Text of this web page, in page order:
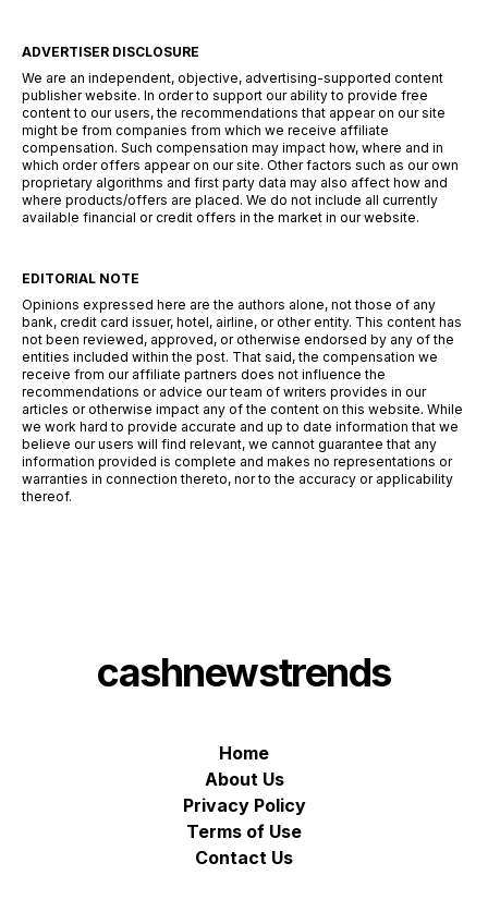
ADVERTISER DISCLOSURE
We are an independent, objective, advertising-supported content
publisher website. In order to support our ability to provide free
content to our users, the recommendations that appear on our site
might be from companies from which we receive affiliate
compensation. Such compensation may impact how, where and in
which order offers appear on our site. Other factors such as our own
proprietary algorithms and first party data may also affect how and
where products/offers are placed. We do not include all currently
available financial or credit offers in the market in our website.
EDITORIAL NOTE
Opinions expressed here are the authors alone, not those of any
bank, credit card issuer, hotel, airline, or other entity. This content has
not been reviewed, approved, or otherwise endorsed by any of the
entities included within the post. That said, the compensation we
receive from our affiliate partners does not influence the
recommendations or advice our team of writers provides in our
articles or otherwise impact any of the content on this website. While
we work hard to provide accurate and up to date information that we
believe our users will find relevant, we cannot guarantee that any
information provided is complete and makes no representations or
warranties in connection thereto, nor to the accuracy or applicability
thereof.
cashnewstrends
Home
About Us
Privacy Policy
Terms of Use
Contact Us